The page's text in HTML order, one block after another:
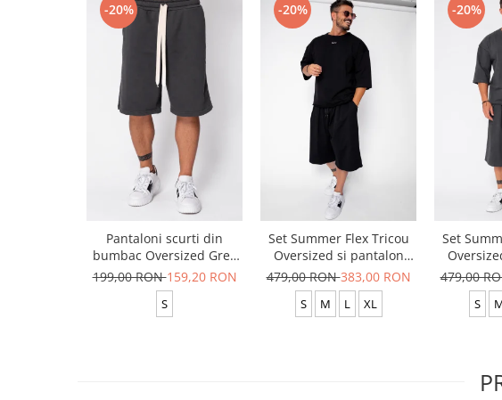
-20%
Pantaloni scurti din
bumbac Oversized Grey
Anthracite
199,00 RON159,20 RON
S
-20%
Set Summer Flex Tricou
Oversized si pantalon
scurt Baggy Black
479,00 RON383,00 RON
S M L XL
-20%
Set
scurt
479,00
S